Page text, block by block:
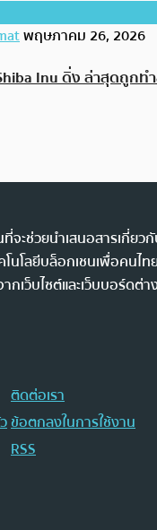
พฤษภาคม 26, 2026
Inu ดิ่ง ล่าสุดถูกท
จะช่วยนำเสนอสารเกี่ยว
นโลยีบล็อกเชนเพื่อคนไท
เว็บไซต์และเว็บบอร์ดต่า
ติดต่อเรา
ข้อตกลงในการใช้งาน
RSS